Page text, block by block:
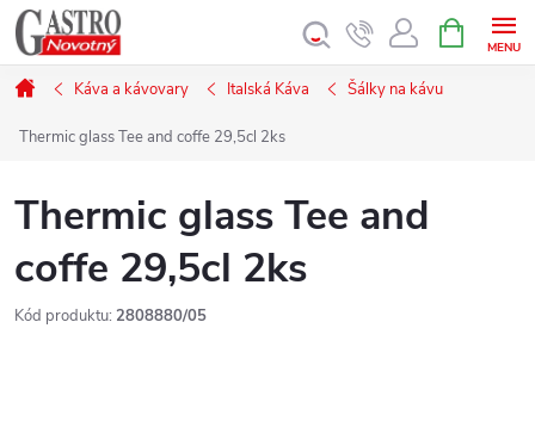
Přejít
na
obsah
NÁKUPNÍ
KOŠÍK
DomůKáva a kávovary Italská Káva Šálky na kávu
Thermic glass Tee and coffe 29,5cl 2ks
Thermic glass Tee and
coffe 29,5cl 2ks
Kód produktu: 2808880/05